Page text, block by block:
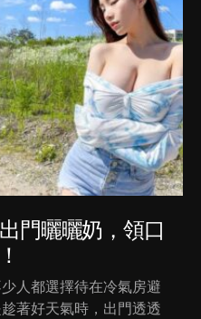
門曬曬奶，領口
人都選擇待在冷氣房避
著好天氣時，出門透透